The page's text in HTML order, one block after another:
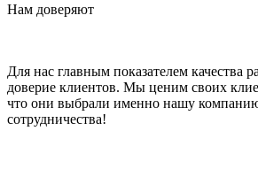
Нам доверяют
Для нас главным показателем качества
доверие клиентов. Мы ценим своих
что они выбрали именно нашу
сотрудничества!